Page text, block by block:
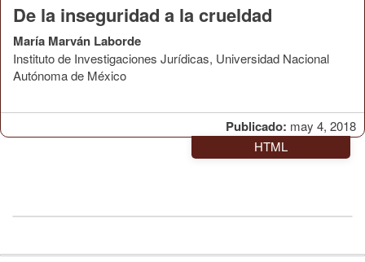
Publicado: may 4, 2018
De la inseguridad a la crueldad
María Marván Laborde
Instituto de Investigaciones Jurídicas, Universidad Nacional
Autónoma de México
HTML